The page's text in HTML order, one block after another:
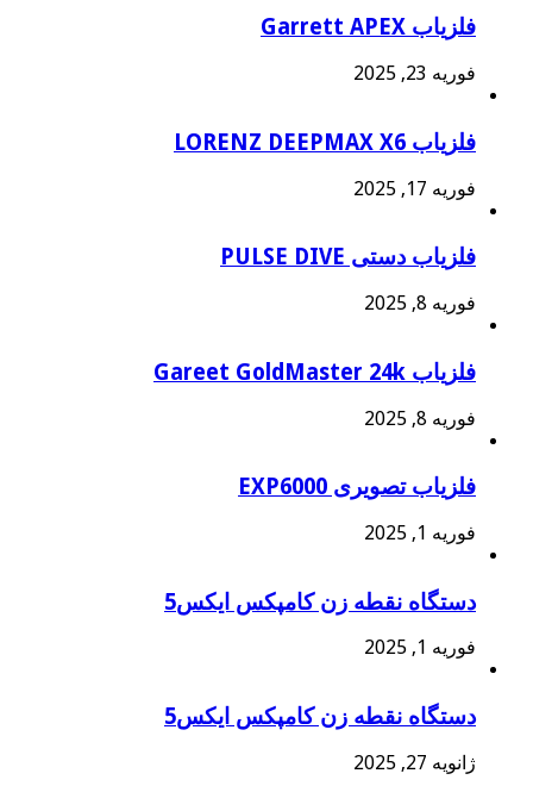
فلزیاب Garrett APEX
فوریه 23, 2025
فلزیاب LORENZ DEEPMAX X6
فوریه 17, 2025
فلزیاب دستی PULSE DIVE
فوریه 8, 2025
فلزیاب Gareet GoldMaster 24k
فوریه 8, 2025
فلزیاب تصویری EXP6000
فوریه 1, 2025
دستگاه نقطه زن کامپکس ایکس5
فوریه 1, 2025
دستگاه نقطه زن کامپکس ایکس5
ژانویه 27, 2025